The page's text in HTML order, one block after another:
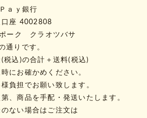
ａｙ銀行
座 4002808
ーク クラオツバサ
通りです。
税込)の合計＋送料(税込)
にお確かめください。
負担でお願い致します。
、商品を手配・発送いたします。
ない場合はご注文は